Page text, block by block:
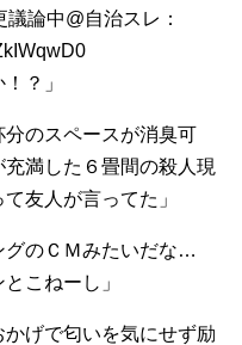
論中@自治スレ：
？」
分のスペースが消臭可
満した６畳間の殺人現
友人が言ってた」
グのＣＭみたいだな…
こねーし」
かげで匂いを気にせず励